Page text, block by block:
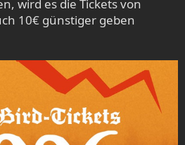
wird es die Tickets von
10€ günstiger geben